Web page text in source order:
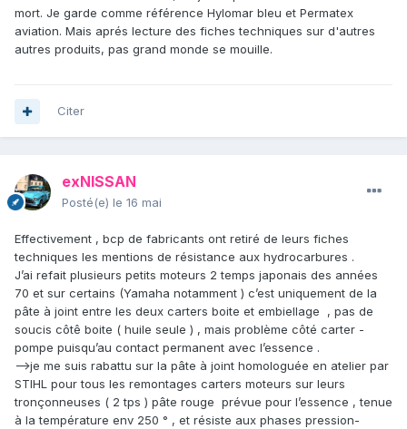
mort. Je garde comme référence Hylomar bleu et Permatex
aviation. Mais aprés lecture des fiches techniques sur d'autres
autres produits, pas grand monde se mouille.
Citer
exNISSAN
Posté(e) le 16 mai
Effectivement , bcp de fabricants ont retiré de leurs fiches
techniques les mentions de résistance aux hydrocarbures .
J’ai refait plusieurs petits moteurs 2 temps japonais des années
70 et sur certains (Yamaha notamment ) c’est uniquement de la
pâte à joint entre les deux carters boite et embiellage , pas de
soucis côtê boite ( huile seule ) , mais problème côté carter -
pompe puisqu’au contact permanent avec l’essence .
—>je me suis rabattu sur la pâte à joint homologuée en atelier par
STIHL pour tous les remontages carters moteurs sur leurs
tronçonneuses ( 2 tps ) pâte rouge prévue pour l’essence , tenue
à la température env 250 ° , et résiste aux phases pression-